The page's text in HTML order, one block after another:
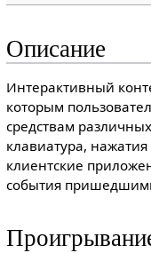
Описание
Интерактивный
которым
средствам
клавиатура,
клиентские
события